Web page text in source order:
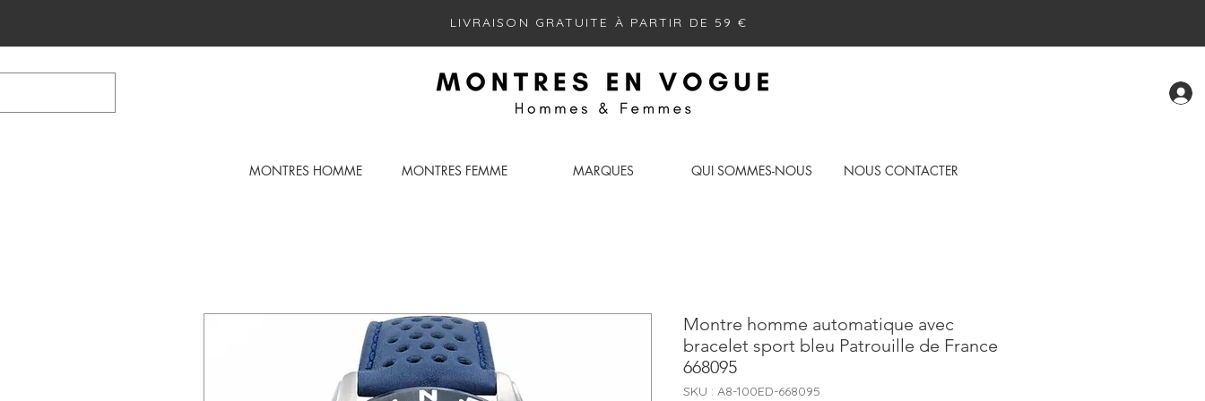
LIVRAISON GRATUITE À PARTIR DE 59 €
MONTRES HOMME MONTRES FEMME MARQUES QUI SOMMES-NOUS NOUS CONTACTER
Montre homme automatique avec
bracelet sport bleu Patrouille de France
668095
SKU : A8-100ED-668095